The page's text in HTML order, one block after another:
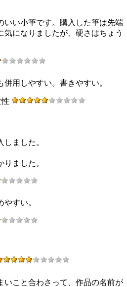
いい小筆です。購入した筆は先端
気になりましたが、硬さはちょう
用しやすい。書きやすい。
ました。
ました。
すい。
いこと合わさって、作品の名前が